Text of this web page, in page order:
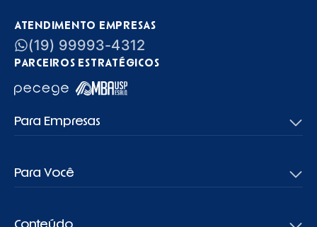
ATENDIMENTO EMPRESAS
(19) 99993-4312
PARCEIROS ESTRATÉGICOS
Para Empresas
Para Você